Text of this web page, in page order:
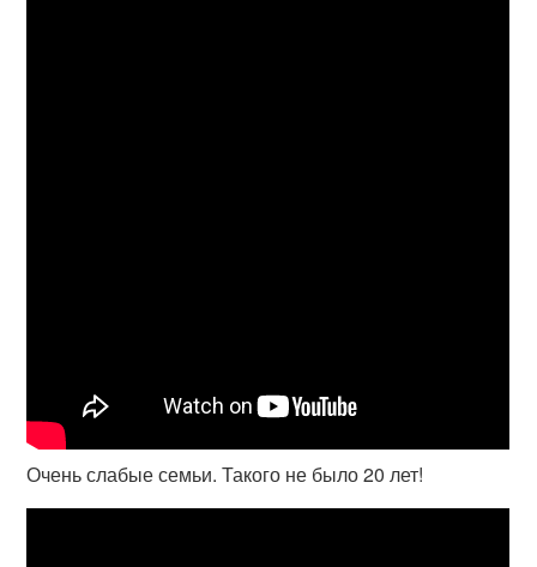
Очень слабые семьи. Такого не было 20 лет!